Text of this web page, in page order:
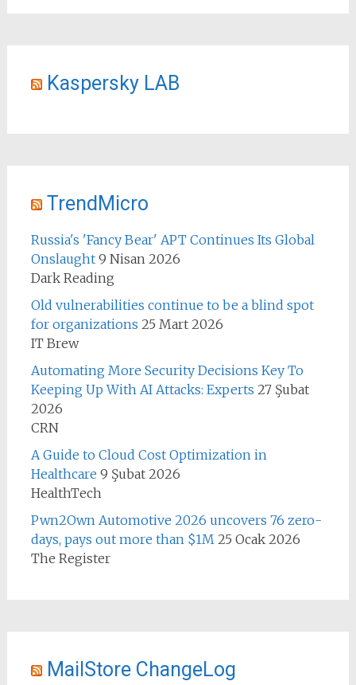
Kaspersky LAB
TrendMicro
Russia's 'Fancy Bear' APT Continues Its Global
Onslaught 9 Nisan 2026
Dark Reading
Old vulnerabilities continue to be a blind spot
for organizations 25 Mart 2026
IT Brew
Automating More Security Decisions Key To
Keeping Up With AI Attacks: Experts 27 Şubat
2026
CRN
A Guide to Cloud Cost Optimization in
Healthcare 9 Şubat 2026
HealthTech
Pwn2Own Automotive 2026 uncovers 76 zero-
days, pays out more than $1M 25 Ocak 2026
The Register
MailStore ChangeLog